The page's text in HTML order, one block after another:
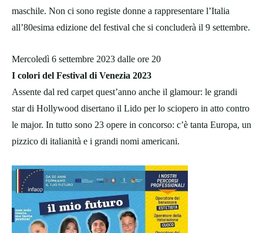
maschile. Non ci sono registe donne a rappresentare l’Italia
all’80esima edizione del festival che si concluderà il 9 settembre.
Mercoledì 6 settembre 2023 dalle ore 20
I colori del Festival di Venezia 2023
Assente dal red carpet quest’anno anche il glamour: le grandi
star di Hollywood disertano il Lido per lo sciopero in atto contro
le major. In tutto sono 23 opere in concorso: c’è tanta Europa, un
pizzico di italianità e i grandi nomi americani.